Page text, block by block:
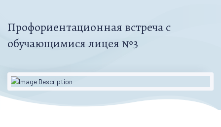
Профориентационная встреча с
обучающимися лицея №3